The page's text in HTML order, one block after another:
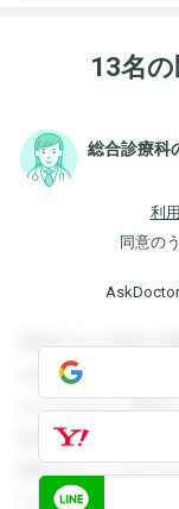
13名
総合診療科
利
同意の
登録すると回答を
を閲覧することが
ができます。登録
録すると回答を閲
閲覧することがで
できます。登録す